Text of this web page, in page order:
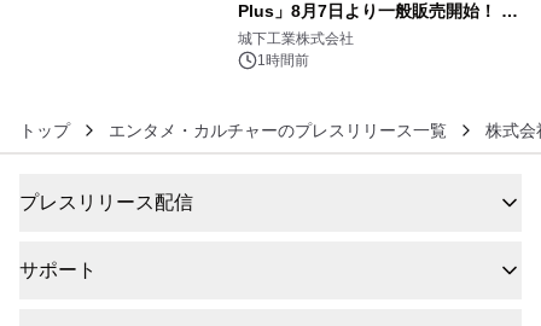
Plus」8月7日より一般販売開始！ ケ
ーブル1本つなぐだけ、テレビの音が
ぐっと豊かに
城下工業株式会社
1時間前
トップ エンタメ・カルチャーのプレスリリース一覧 株式会
プレスリリース配信
サポート